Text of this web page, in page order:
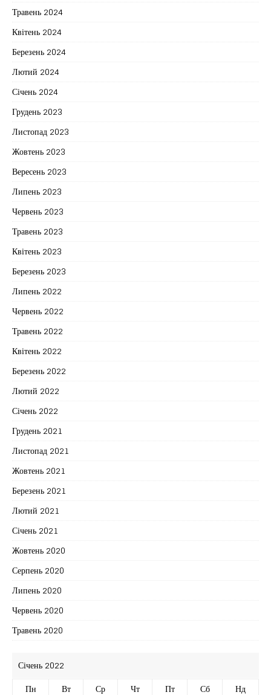
Травень 2024
Квітень 2024
Березень 2024
Лютий 2024
Січень 2024
Грудень 2023
Листопад 2023
Жовтень 2023
Вересень 2023
Липень 2023
Червень 2023
Травень 2023
Квітень 2023
Березень 2023
Липень 2022
Червень 2022
Травень 2022
Квітень 2022
Березень 2022
Лютий 2022
Січень 2022
Грудень 2021
Листопад 2021
Жовтень 2021
Березень 2021
Лютий 2021
Січень 2021
Жовтень 2020
Серпень 2020
Липень 2020
Червень 2020
Травень 2020
Січень 2022
Пн
Вт Ср Чт Пт Сб Нд